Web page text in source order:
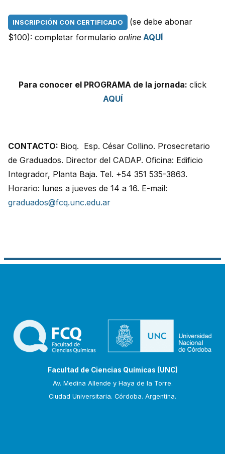
INSCRIPCIÓN CON CERTIFICADO
(se debe abonar
$100): completar formulario online AQUÍ
Para conocer el PROGRAMA de la jornada: click
AQUÍ
CONTACTO: Bioq. Esp. César Collino. Prosecretario
de Graduados. Director del CADAP. Oficina: Edificio
Integrador, Planta Baja. Tel. +54 351 535-3863.
Horario: lunes a jueves de 14 a 16. E-mail:
graduados@fcq.unc.edu.ar
Facultad de Ciencias Químicas (UNC)
Av. Medina Allende y Haya de la Torre.
Ciudad Universitaria. Córdoba. Argentina.